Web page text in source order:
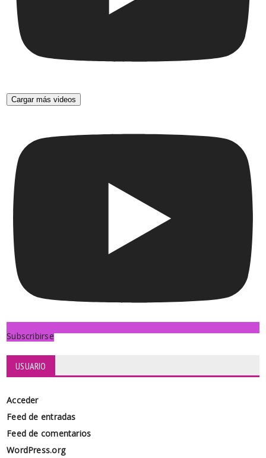
Cargar más videos
Subscribirse
USUARIO
Acceder
Feed de entradas
Feed de comentarios
WordPress.org